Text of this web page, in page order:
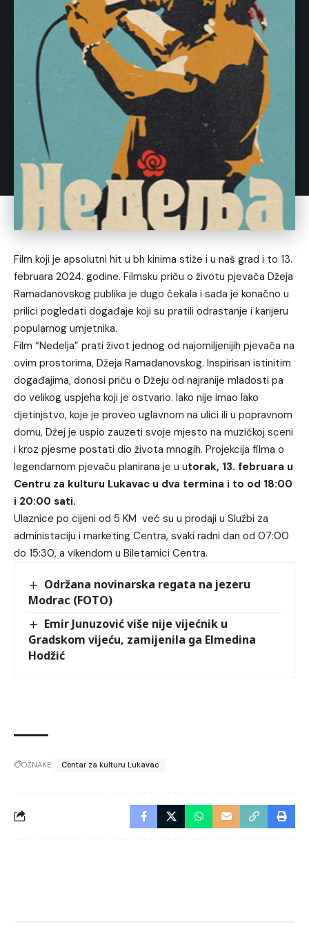
Film koji je apsolutni hit u bh kinima stiže i u naš grad i to 13.
februara 2024. godine. Filmsku priču o životu pjevača Džeja
Ramadanovskog publika je dugo čekala i sada je konačno u
prilici pogledati događaje koji su pratili odrastanje i karijeru
popularnog umjetnika.
Film “Nedelja” prati život jednog od najomiljenijih pjevača na
ovim prostorima, Džeja Ramadanovskog. Inspirisan istinitim
događajima, donosi priču o Džeju od najranije mladosti pa
do velikog uspjeha koji je ostvario. Iako nije imao lako
djetinjstvo, koje je proveo uglavnom na ulici ili u popravnom
domu, Džej je uspio zauzeti svoje mjesto na muzičkoj sceni
i kroz pjesme postati dio života mnogih. Projekcija filma o
legendarnom pjevaču planirana je u utorak, 13. februara u
Centru za kulturu Lukavac u dva termina i to od 18:00
i 20:00 sati.
Ulaznice po cijeni od 5 KM već su u prodaji u Službi za
administaciju i marketing Centra, svaki radni dan od 07:00
do 15:30, a vikendom u Biletarnici Centra.
Održana novinarska regata na jezeru
Modrac (FOTO)
Emir Junuzović više nije vijećnik u
Gradskom vijeću, zamijenila ga Elmedina
Hodžić
OZNAKE: Centar za kulturu Lukavac